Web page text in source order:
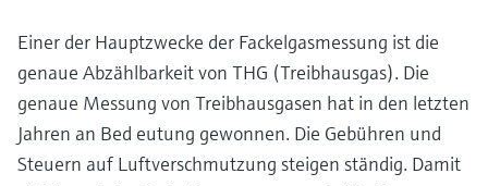
Einer der Hauptzwecke der Fackelgasmessung ist die
genaue Abzählbarkeit von THG (Treibhausgas). Die
genaue Messung von Treibhausgasen hat in den letzten
Jahren an Bed eutung gewonnen. Die Gebühren und
Steuern auf Luftverschmutzung steigen ständig. Damit